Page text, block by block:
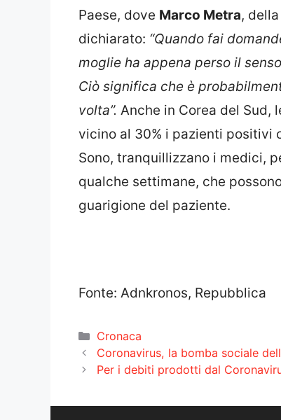
Paese, dove Marco Metra,
dichiarato: “Quando fai
moglie ha appena perso il
Ciò significa che è
volta”. Anche in Corea del Sud,
vicino al 30% i pazienti positivi
Sono, tranquillizzano i medici,
qualche settimane, che
guarigione del paziente.
Fonte: Adnkronos, Repubblica
Categorie
Cronaca
Coronavirus, la bomba sociale
Per i debiti prodotti dal